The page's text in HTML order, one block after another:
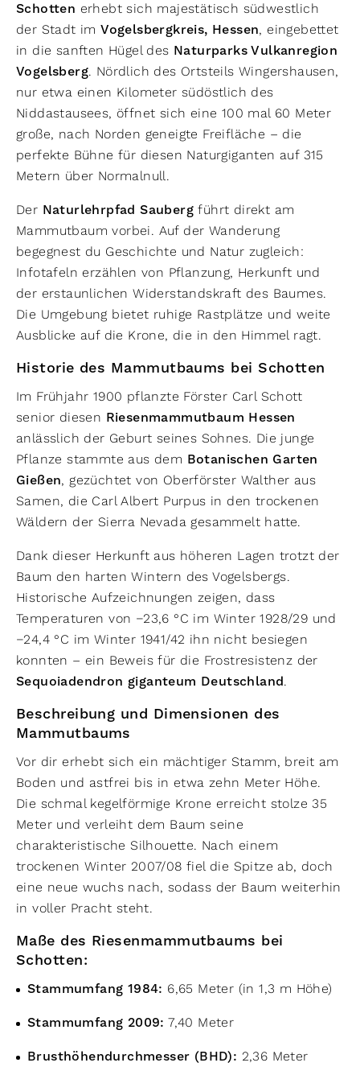
Schotten erhebt sich majestätisch südwestlich
der Stadt imVogelsbergkreis, Hessen, eingebettet
in die sanften Hügel des Naturparks Vulkanregion
Vogelsberg. Nördlich des Ortsteils Wingershausen,
nur etwa einen Kilometer südöstlich des
Niddastausees, öffnet sich eine 100 mal 60 Meter
große, nach Norden geneigte Freifläche – die
perfekte Bühne für diesen Naturgiganten auf 315
Metern über Normalnull.
Der Naturlehrpfad Sauberg führt direkt am
Mammutbaum vorbei. Auf der Wanderung
begegnest du Geschichte und Natur zugleich:
Infotafeln erzählen von Pflanzung, Herkunft und
der erstaunlichen Widerstandskraft des Baumes.
Die Umgebung bietet ruhige Rastplätze und weite
Ausblicke auf die Krone, die in den Himmel ragt.
Historie des Mammutbaums bei Schotten
Im Frühjahr 1900 pflanzte Förster Carl Schott
senior diesen Riesenmammutbaum Hessen
anlässlich der Geburt seines Sohnes. Die junge
Pflanze stammte aus dem Botanischen Garten
Gießen, gezüchtet von Oberförster Walther aus
Samen, die Carl Albert Purpus in den trockenen
Wäldern der Sierra Nevada gesammelt hatte.
Dank dieser Herkunft aus höheren Lagen trotzt der
Baum den harten Wintern des Vogelsbergs.
Historische Aufzeichnungen zeigen, dass
Temperaturen von −23,6 °C im Winter 1928/29 und
−24,4 °C im Winter 1941/42 ihn nicht besiegen
konnten – ein Beweis für die Frostresistenz der
Sequoiadendron giganteum Deutschland.
Beschreibung und Dimensionen des
Mammutbaums
Vor dir erhebt sich ein mächtiger Stamm, breit am
Boden und astfrei bis in etwa zehn Meter Höhe.
Die schmal kegelförmige Krone erreicht stolze 35
Meter und verleiht dem Baum seine
charakteristische Silhouette. Nach einem
trockenen Winter 2007/08 fiel die Spitze ab, doch
eine neue wuchs nach, sodass der Baum weiterhin
in voller Pracht steht.
Maße des Riesenmammutbaums bei
Schotten:
Stammumfang 1984: 6,65 Meter (in 1,3 m Höhe)
Stammumfang 2009: 7,40 Meter
Brusthöhendurchmesser (BHD): 2,36 Meter